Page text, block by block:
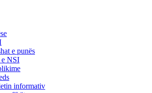
e punës
e NSI
informativ